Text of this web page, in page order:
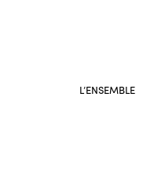
L’ENSEMBLE